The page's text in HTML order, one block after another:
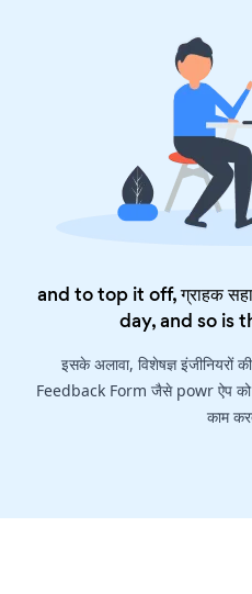
and to top it off, ग्राहक
day, and so is
इसके अलावा, विशेषज्ञ इंजीनियरों
Feedback Form जैसे powr ऐप को
काम